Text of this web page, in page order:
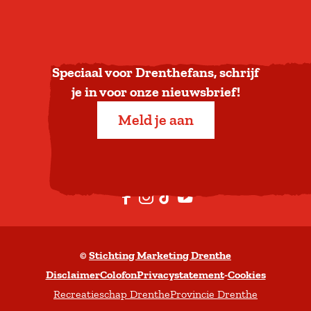
a
a
b
n
Speciaal voor Drenthefans, schrijf
je in voor onze nieuwsbrief!
Meld je aan
F
a
e
b
o
I
n
t
a
g
T
i
T
o
k
Y
o
t
u
b
© Stichting Marketing Drenthe
DisclaimerColofonPrivacystatement-Cookies
Recreatieschap DrentheProvincie Drenthe